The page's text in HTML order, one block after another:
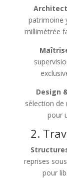
patrimoine
millimétrée
Design
sélection
pour
2.
reprises
pour